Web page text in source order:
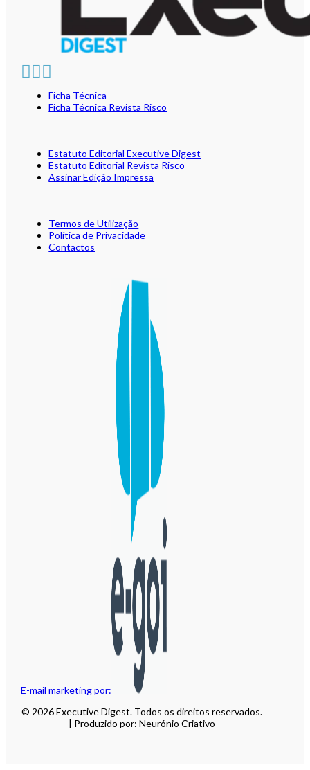
E-mail marketing por:
Ficha Técnica
Ficha Técnica Revista Risco
Estatuto Editorial Executive Digest
Estatuto Editorial Revista Risco
Assinar Edição Impressa
Termos de Utilização
Política de Privacidade
Contactos
© 2026 Executive Digest. Todos os direitos reservados.
| Produzido por: Neurónio Criativo